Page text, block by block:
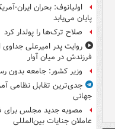
اولیانوف: بحران ایران-
پایان می‌یابد
صلاح ترک‌ها را پولدار کرد
روایت پدر امیرعلی
فرزندش در میان آوار
وزیر کشور: جامعه بدون
جدی‌ترین تقابل نظامی
جهانی
مصوبه جدید مجلس برای
عاملان جنایات بین‌المللی